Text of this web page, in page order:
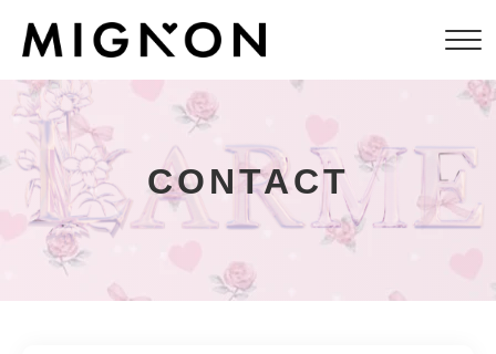
CONTACT